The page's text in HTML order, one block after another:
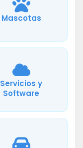
Mascotas
Servicios y
Software